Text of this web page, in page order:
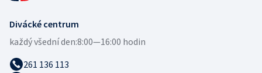
Divácké centrum
každý všední den:8:00—16:00 hodin
261 136 113